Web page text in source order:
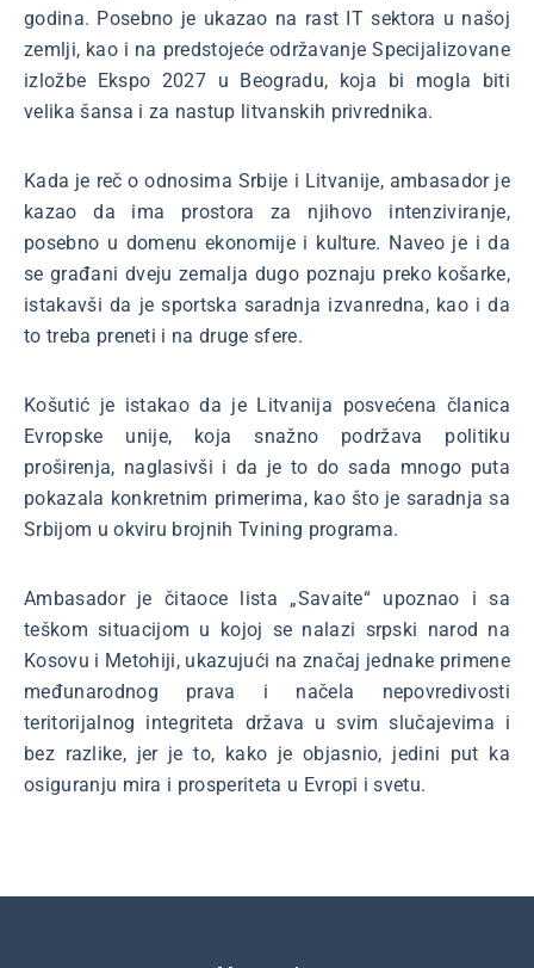
godina. Posebno je ukazao na rast IT sektora u našoj
zemlji, kao i na predstojeće održavanje Specijalizovane
izložbe Ekspo 2027 u Beogradu, koja bi mogla biti
velika šansa i za nastup litvanskih privrednika.
Kada je reč o odnosima Srbije i Litvanije, ambasador je
kazao da ima prostora za njihovo intenziviranje,
posebno u domenu ekonomije i kulture. Naveo je i da
se građani dveju zemalja dugo poznaju preko košarke,
istakavši da je sportska saradnja izvanredna, kao i da
to treba preneti i na druge sfere.
Košutić je istakao da je Litvanija posvećena članica
Evropske unije, koja snažno podržava politiku
proširenja, naglasivši i da je to do sada mnogo puta
pokazala konkretnim primerima, kao što je saradnja sa
Srbijom u okviru brojnih Tvining programa.
Ambasador je čitaoce lista „Savaite“ upoznao i sa
teškom situacijom u kojoj se nalazi srpski narod na
Kosovu i Metohiji, ukazujući na značaj jednake primene
međunarodnog prava i načela nepovredivosti
teritorijalnog integriteta država u svim slučajevima i
bez razlike, jer je to, kako je objasnio, jedini put ka
osiguranju mira i prosperiteta u Evropi i svetu.